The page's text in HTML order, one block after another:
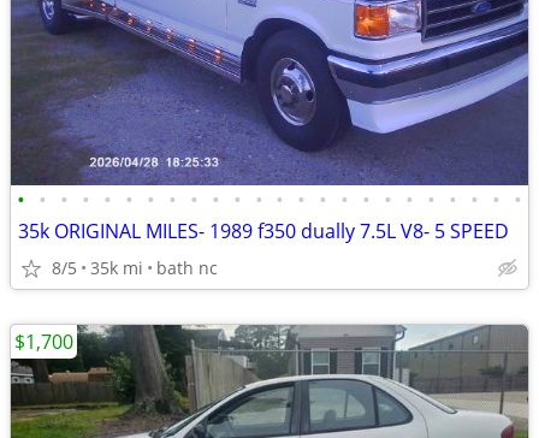
• • • • • • • • • • • • • • • • • • • • • • • •
35k ORIGINAL MILES- 1989 f350 dually 7.5L V8- 5 SPEED
8/5 35k mi bath nc
$1,700